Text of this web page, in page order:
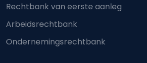
Rechtbank van eerste aanleg
Arbeidsrechtbank
Ondernemingsrechtbank